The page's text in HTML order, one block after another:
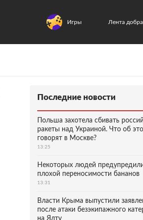
Игры Лента добра
Последние новости
Польша захотела сбивать
ракеты над Украиной. Что об
говорят в Москве?
13:25
Некоторых людей
плохой переносимости бананов
13:31
Власти Крыма выпустили
после атаки безэкипажного
на Ялту